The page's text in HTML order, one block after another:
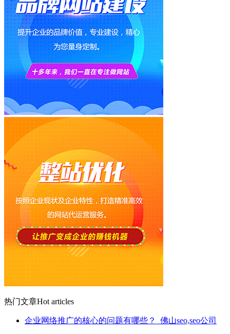
热门文章Hot articles
企业网络推广的核心的问题有哪些？_佛山seo,seo公司